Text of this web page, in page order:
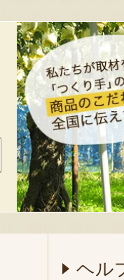
ヘル